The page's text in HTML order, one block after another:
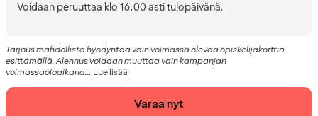
Voidaan peruuttaa klo 16.00 asti tulopäivänä.
Tarjous mahdollista hyödyntää vain voimassa olevaa opiskelijakorttia
esittämällä. Alennus voidaan muuttaa vain kampanjan
voimassaoloaikana... Lue lisää
Varaa nyt